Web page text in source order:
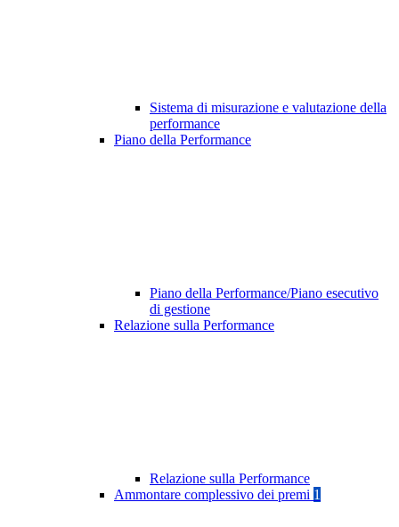
Sistema di misurazione e valutazione della
performance
Piano della Performance
Piano della Performance/Piano esecutivo
di gestione
Relazione sulla Performance
Relazione sulla Performance
Ammontare complessivo dei premi 1